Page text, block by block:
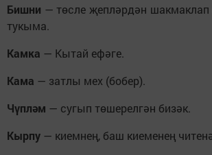
Бишни — төсле җепләрдән шакмаклап
тукыма.
Камка — Кытай ефәге.
Кама — затлы мех (бобер).
Чүпләм — сугып төшерелгән бизәк.
Кырпу — киемнең, баш киеменең